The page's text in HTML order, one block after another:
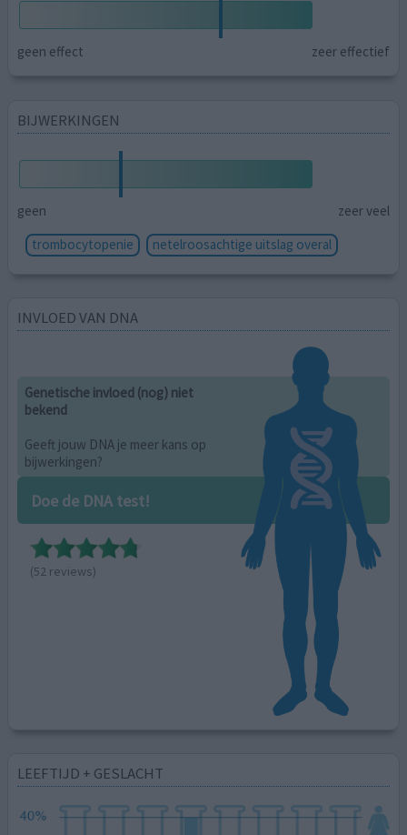
geen effect zeer effectief
BIJWERKINGEN
geen
zeer veel
trombocytopenie
netelroosachtige uitslag overal
INVLOED VAN DNA
Genetische invloed (nog) niet
bekend
Geeft jouw DNA je meer kans op
bijwerkingen?
Doe de DNA test!
(52 reviews)
LEEFTIJD + GESLACHT